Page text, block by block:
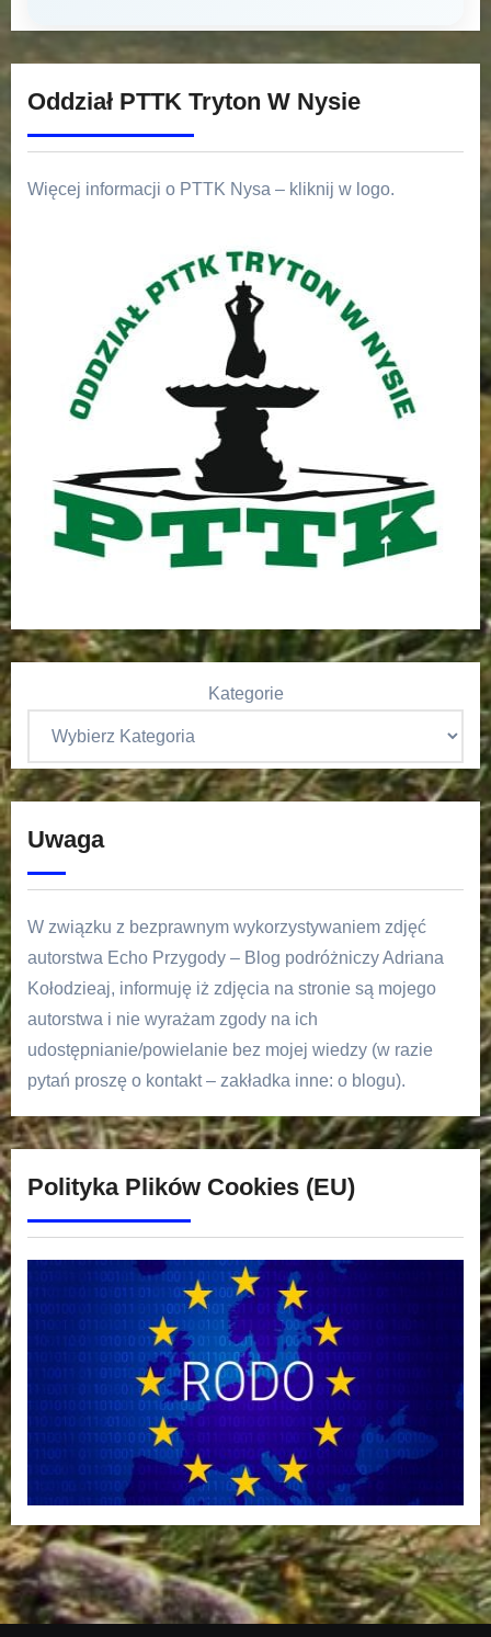
Oddział PTTK Tryton W Nysie
Więcej informacji o PTTK Nysa – kliknij w logo.
Kategorie
Uwaga
W związku z bezprawnym wykorzystywaniem zdjęć
autorstwa Echo Przygody – Blog podróżniczy Adriana
Kołodzieaj, informuję iż zdjęcia na stronie są mojego
autorstwa i nie wyrażam zgody na ich
udostępnianie/powielanie bez mojej wiedzy (w razie
pytań proszę o kontakt – zakładka inne: o blogu).
Polityka Plików Cookies (EU)